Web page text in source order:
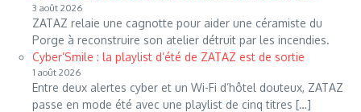
3 août 2026
ZATAZ relaie une cagnotte pour aider une céramiste du
Porge à reconstruire son atelier détruit par les incendies.
Cyber’Smile : la playlist d’été de ZATAZ est de sortie
1 août 2026
Entre deux alertes cyber et un Wi-Fi d’hôtel douteux, ZATAZ
passe en mode été avec une playlist de cinq titres […]